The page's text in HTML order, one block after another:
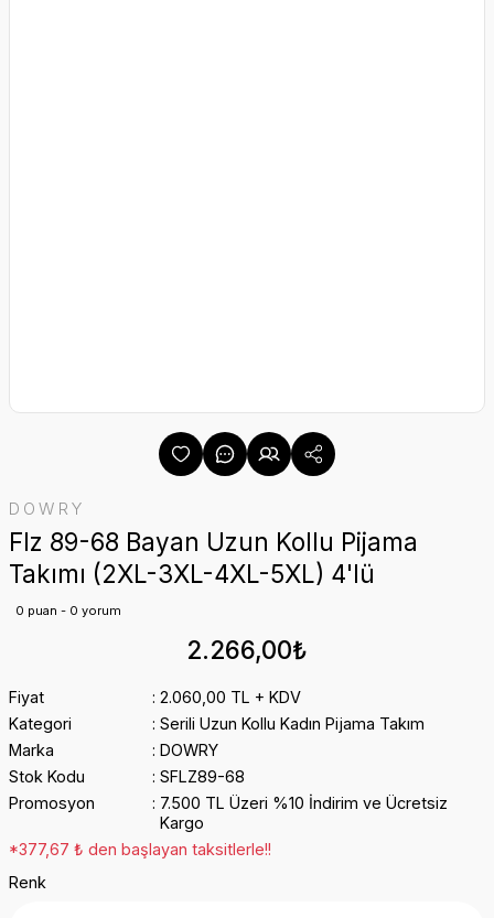
DOWRY
Flz 89-68 Bayan Uzun Kollu Pijama
Takımı (2XL-3XL-4XL-5XL) 4'lü
0 puan - 0 yorum
2.266,00₺
Fiyat
2.060,00 TL + KDV
Kategori
Serili Uzun Kollu Kadın Pijama Takım
Marka
DOWRY
Stok Kodu
SFLZ89-68
Promosyon
7.500 TL Üzeri %10 İndirim ve Ücretsiz
Kargo
*377,67 ₺ den başlayan taksitlerle!!
Renk